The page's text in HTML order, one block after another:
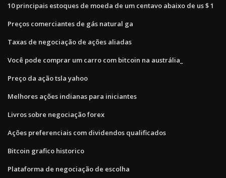
10 principais estoques de moeda de um centavo abaixo de us $ 1
Preços comerciantes de gás natural ga
Taxas de negociação de ações aliadas
Você pode comprar um carro com bitcoin na austrália_
Preço da ação tsla yahoo
Melhores ações indianas para iniciantes
Livros sobre negociação forex
Ações preferenciais com dividendos qualificados
Bitcoin grafico historico
Plataforma de negociação de escolha